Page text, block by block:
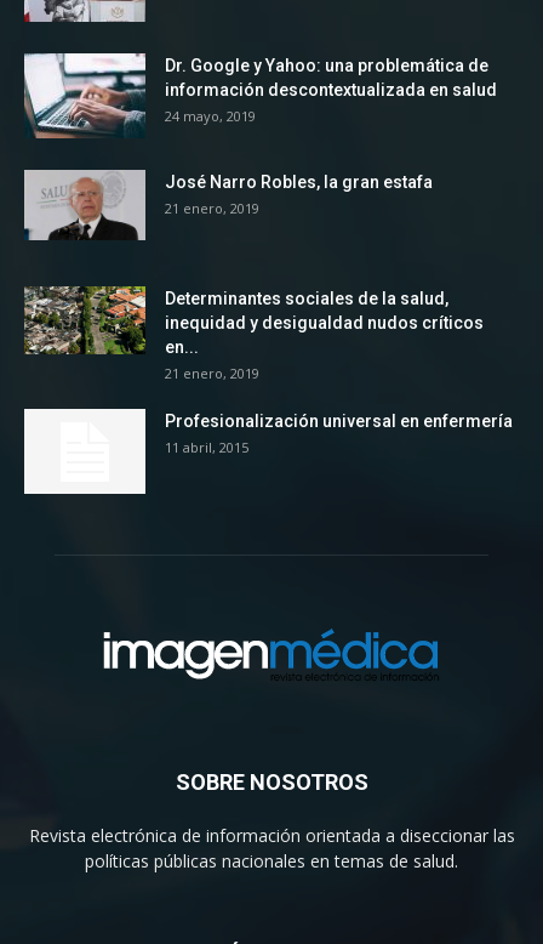
Dr. Google y Yahoo: una problemática de
información descontextualizada en salud
24 mayo, 2019
José Narro Robles, la gran estafa
21 enero, 2019
Determinantes sociales de la salud,
inequidad y desigualdad nudos críticos
en...
21 enero, 2019
Profesionalización universal en enfermería
11 abril, 2015
SOBRE NOSOTROS
Revista electrónica de información orientada a diseccionar las
políticas públicas nacionales en temas de salud.